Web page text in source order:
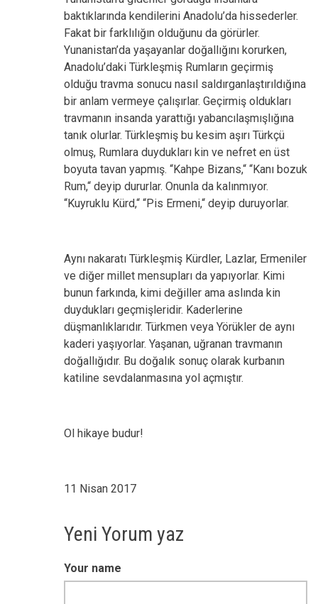
baktıklarında kendilerini Anadolu’da hissederler.
Fakat bir farklılığın olduğunu da görürler.
Yunanistan’da yaşayanlar doğallığını korurken,
Anadolu’daki Türkleşmiş Rumların geçirmiş
olduğu travma sonucu nasıl saldırganlaştırıldığına
bir anlam vermeye çalışırlar. Geçirmiş oldukları
travmanın insanda yarattığı yabancılaşmışlığına
tanık olurlar. Türkleşmiş bu kesim aşırı Türkçü
olmuş, Rumlara duydukları kin ve nefret en üst
boyuta tavan yapmış. “Kahpe Bizans,“ “Kanı bozuk
Rum,“ deyip dururlar. Onunla da kalınmıyor.
“Kuyruklu Kürd,“ “Pis Ermeni,“ deyip duruyorlar.
Aynı nakaratı Türkleşmiş Kürdler, Lazlar, Ermeniler
ve diğer millet mensupları da yapıyorlar. Kimi
bunun farkında, kimi değiller ama aslında kin
duydukları geçmişleridir. Kaderlerine
düşmanlıklarıdır. Türkmen veya Yörükler de aynı
kaderi yaşıyorlar. Yaşanan, uğranan travmanın
doğallığıdır. Bu doğalık sonuç olarak kurbanın
katiline sevdalanmasına yol açmıştır.
Ol hikaye budur!
11 Nisan 2017
Yeni Yorum yaz
Your name